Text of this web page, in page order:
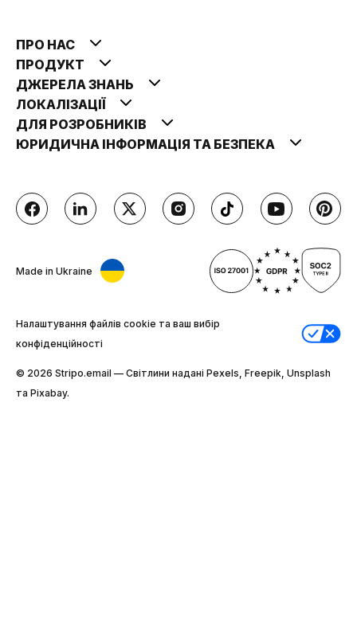
ПРО НАС
ПРОДУКТ
ДЖЕРЕЛА ЗНАНЬ
ЛОКАЛІЗАЦІЇ
ДЛЯ РОЗРОБНИКІВ
ЮРИДИЧНА ІНФОРМАЦІЯ ТА БЕЗПЕКА
Made in Ukraine
Налаштування файлів cookie та ваш вибір
конфіденційності
© 2026 Stripо.email — Світлини надані Pexels, Freepik, Unsplash
та Pixabay.